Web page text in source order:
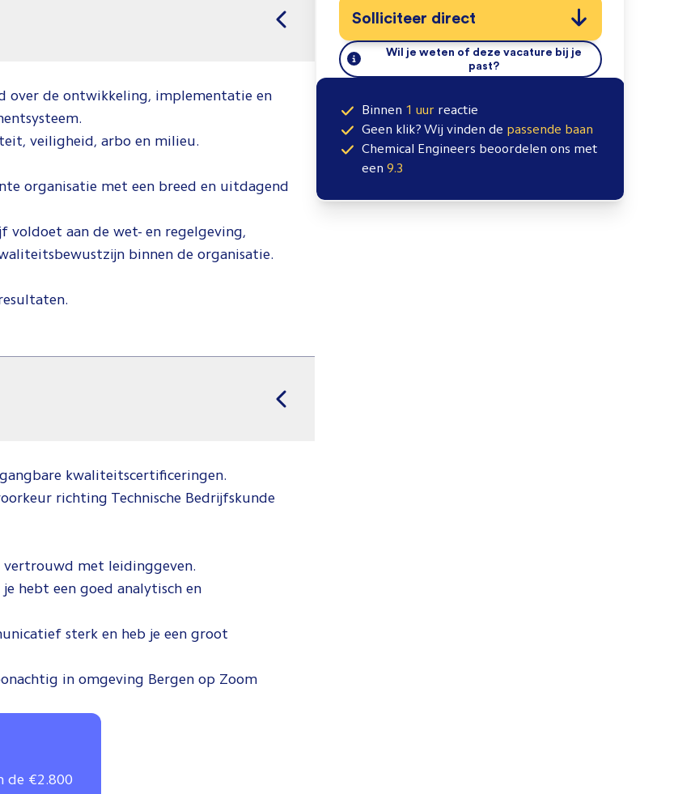
over de ontwikkeling, implementatie en
veiligheid, arbo en milieu.
organisatie met een breed en uitdagend
voldoet aan de wet- en regelgeving,
binnen de organisatie.
kwaliteitscertificeringen.
richting Technische Bedrijfskunde
met leidinggeven.
hebt een goed analytisch en
sterk en heb je een groot
in omgeving Bergen op Zoom
de €2.800
Solliciteer direct
Wil je weten of deze vacature bij je
past?
Binnen 1 uur reactie
Geen klik? Wij vinden de passende baan
Chemical Engineers beoordelen ons met
een 9.3